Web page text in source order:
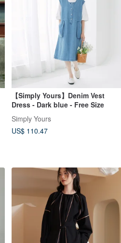
【Simply Yours】Denim Vest
Dress - Dark blue - Free Size
Simply Yours
US$ 110.47